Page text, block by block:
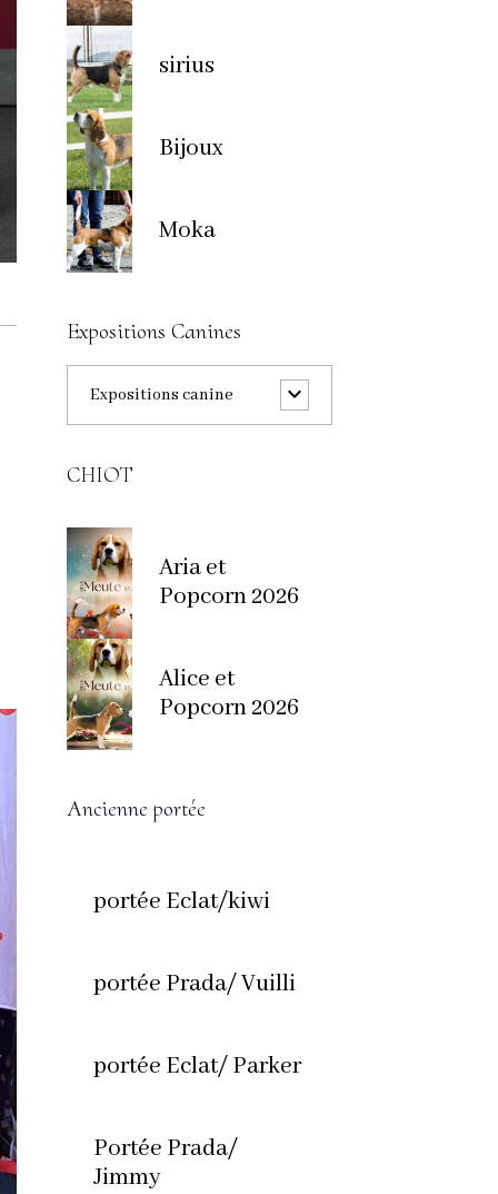
sirius
Bijoux
Moka
Expositions Canines
Expositions canine
CHIOT
Aria et
Popcorn 2026
Alice et
Popcorn 2026
Ancienne portée
portée Eclat/kiwi
portée Prada/ Vuilli
portée Eclat/ Parker
Portée Prada/
Jimmy